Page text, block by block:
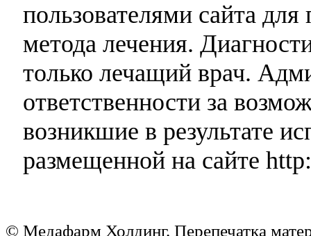
пользователями сайта
метода лечения.
только лечащий врач.
ответственности за
возникшие в результате
размещенной на сайте
© Медафарм Холдинг. Перепечатка